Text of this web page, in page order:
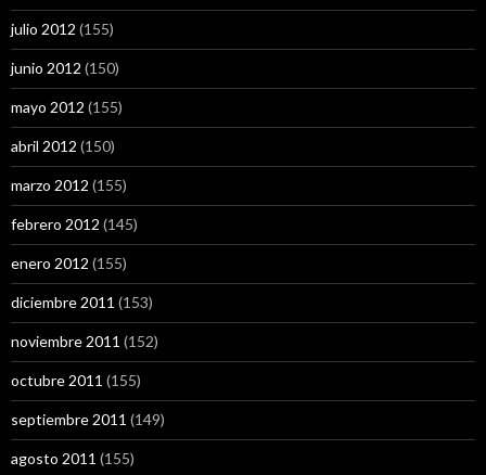
julio 2012 (155)
junio 2012 (150)
mayo 2012 (155)
abril 2012 (150)
marzo 2012 (155)
febrero 2012 (145)
enero 2012 (155)
diciembre 2011 (153)
noviembre 2011 (152)
octubre 2011 (155)
septiembre 2011 (149)
agosto 2011 (155)